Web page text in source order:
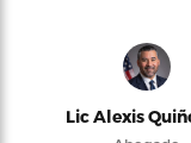
Lic Alexis